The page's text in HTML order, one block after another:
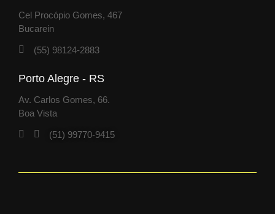
Cel Procópio Gomes, 467
Bucarein
(55) 98124-2883
Porto Alegre - RS
Av. Carlos Gomes, 66.
Boa Vista
(51) 99770-9415